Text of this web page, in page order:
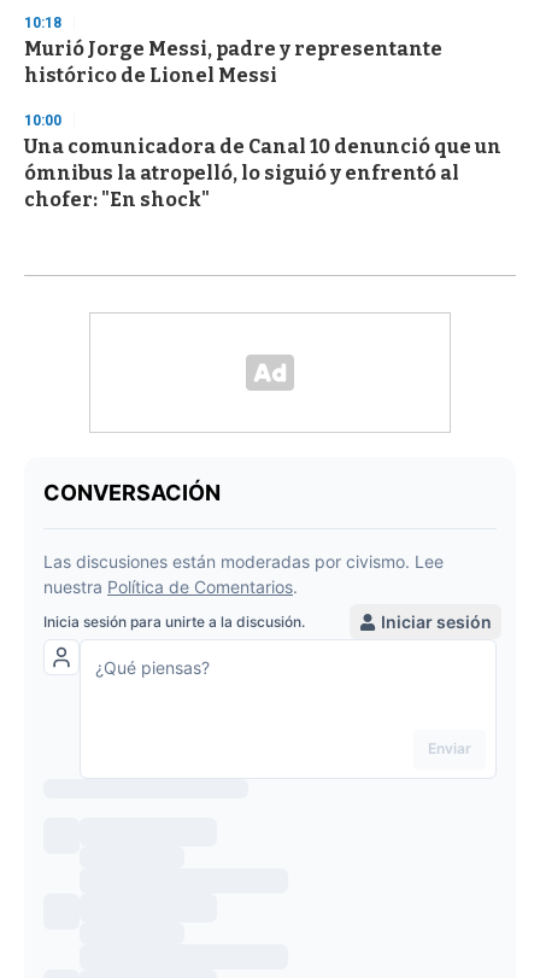
10:18
Murió Jorge Messi, padre y representante
histórico de Lionel Messi
10:00
Una comunicadora de Canal 10 denunció que un
ómnibus la atropelló, lo siguió y enfrentó al
chofer: "En shock"